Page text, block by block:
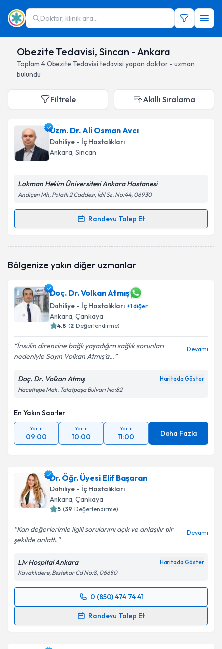
Doktor, klinik ara...
Obezite Tedavisi, Sincan - Ankara
Toplam 4Obezite Tedavisi tedavisi yapan doktor - uzman
bulundu
Filtrele Akıllı Sıralama
Uzm. Dr. Ali Osman Avcı
Dahiliye - İç Hastalıkları
Ankara, Sincan
Lokman Hekim Üniversitesi Ankara Hastanesi
Andiçen Mh, Polatlı 2 Caddesi, İdil Sk. No:44, 06930
Randevu Talep Et
Randevu Takvimi Talebi
oluşturun. Size bu uzmandan randevu almanız için bir
E-posta Adresiniz
Kişisel verilerimin işlenmesine ilişkinAydınlatma
Metni 'ni okudum ve kişisel verilerimin belirtilen
Takvim Talebini Gönder
Bölgenize yakın diğer uzmanlar
Doç. Dr. Volkan Atmış
Dahiliye - İç Hastalıkları +1diğer
Ankara, Çankaya
4.8 (2 Değerlendirme)
İnsülin direncine bağlı yaşadığım sağlık sorunları
nedeniyle Sayın Volkan Atmış’a...
Devamı
Doç. Dr. Volkan Atmış Haritada Göster
Hacettepe Mah. Talatpaşa Bulvarı No:82
En Yakın Saatler
Yarın
09:00
Yarın
10:00
Yarın
11:00 Daha Fazla
Dr. Öğr. Üyesi Elif Başaran
Dahiliye - İç Hastalıkları
Ankara, Çankaya
5 (39 Değerlendirme)
Kan değerlerimle ilgili sorularımı açık ve anlaşılır bir
şekilde anlattı.
Devamı
Liv Hospital Ankara Haritada Göster
Kavaklıdere, Bestekar Cd No:8, 06680
0 (850) 474 74 41
Randevu Talep Et
Randevu Takvimi Talebi